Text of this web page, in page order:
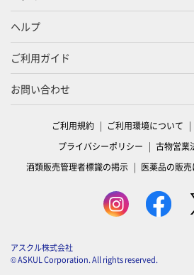
ヘルプ
ご利用ガイド
お問い合わせ
ご利用規約 ご利用環境について
プライバシーポリシー
古物営業
酒類販売管理者標識の掲示
医薬品の販
アスクル株式会社
© ASKUL Corporation. All rights reserved.